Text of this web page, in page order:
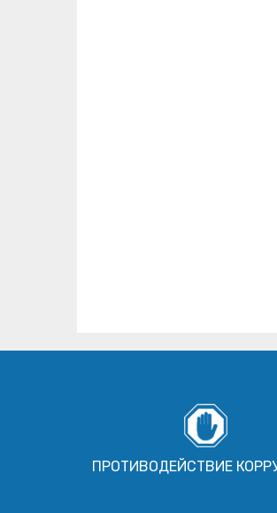
ПРОТИВОДЕЙСТВИЕ